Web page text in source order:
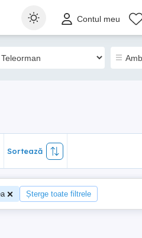
Contul meu
Sortează
Sortează
Șterge toate filtrele